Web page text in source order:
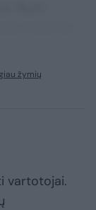
žymių
vartotojai.